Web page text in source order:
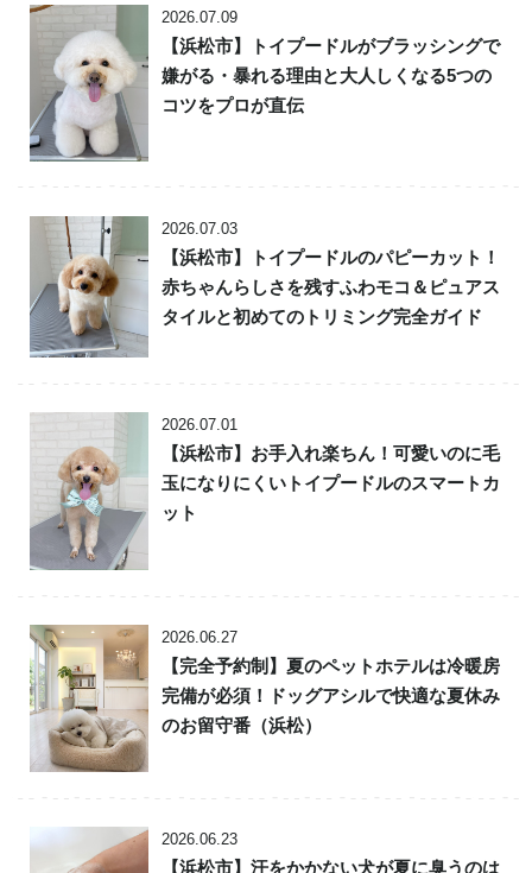
2026.07.09
【浜松市】トイプードルがブラッシングで
嫌がる・暴れる理由と大人しくなる5つの
コツをプロが直伝
2026.07.03
【浜松市】トイプードルのパピーカット！
赤ちゃんらしさを残すふわモコ＆ピュアス
タイルと初めてのトリミング完全ガイド
2026.07.01
【浜松市】お手入れ楽ちん！可愛いのに毛
玉になりにくいトイプードルのスマートカ
ット
2026.06.27
【完全予約制】夏のペットホテルは冷暖房
完備が必須！ドッグアシルで快適な夏休み
のお留守番（浜松）
2026.06.23
【浜松市】汗をかかない犬が夏に臭うのは